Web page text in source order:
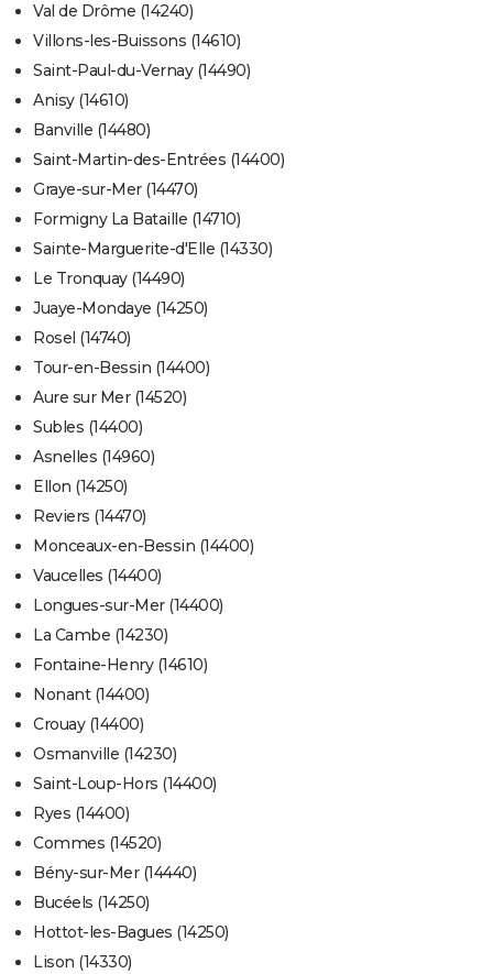
Val de Drôme (14240)
Villons-les-Buissons (14610)
Saint-Paul-du-Vernay (14490)
Anisy (14610)
Banville (14480)
Saint-Martin-des-Entrées (14400)
Graye-sur-Mer (14470)
Formigny La Bataille (14710)
Sainte-Marguerite-d'Elle (14330)
Le Tronquay (14490)
Juaye-Mondaye (14250)
Rosel (14740)
Tour-en-Bessin (14400)
Aure sur Mer (14520)
Subles (14400)
Asnelles (14960)
Ellon (14250)
Reviers (14470)
Monceaux-en-Bessin (14400)
Vaucelles (14400)
Longues-sur-Mer (14400)
La Cambe (14230)
Fontaine-Henry (14610)
Nonant (14400)
Crouay (14400)
Osmanville (14230)
Saint-Loup-Hors (14400)
Ryes (14400)
Commes (14520)
Bény-sur-Mer (14440)
Bucéels (14250)
Hottot-les-Bagues (14250)
Lison (14330)